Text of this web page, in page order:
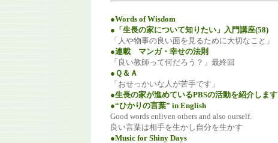
●Words of Wisdom
●「生長の家について知りたい」入門講座(58)
「人や物事の良い面を見るために大切なこと」
●連載 マンガ・幸せの法則
「良い教師って何だろう？」最終回
●Ｑ＆Ａ
「おせっかいな人が苦手です」
●生長の家が進めているPBSの活動を紹介します
●“ひかりの言葉” in English
Good words enliven others and also ourself.
良い言葉は相手を生かし自分を生かす
●Music for Shiny Days